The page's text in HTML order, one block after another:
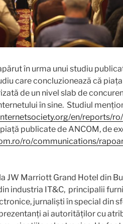
în urma unui studiu
care concluzionează că piața
de un nivel slab de
în sine. Studiul
en/reports/ro/
publicate de ANCOM, de
ro/communications/
JW Marriott Grand Hotel din
industria IT&C, principalii
jurnaliști în special din
ai autorităților cu